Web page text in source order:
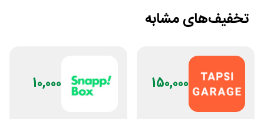
تخفیف‌های مشابه
150,000
10,000